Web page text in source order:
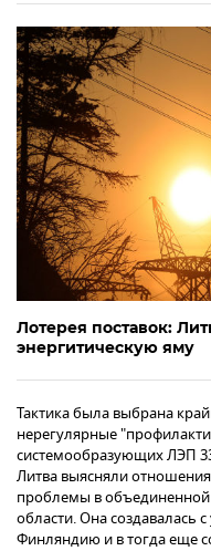
Лотерея поставок:
энергитическую яму
Тактика была выбрана
нерегулярные
системообразующих ЛЭП
Литва выясняли
проблемы в объединенной
области. Она создавалась
Финляндию и в тогда еще